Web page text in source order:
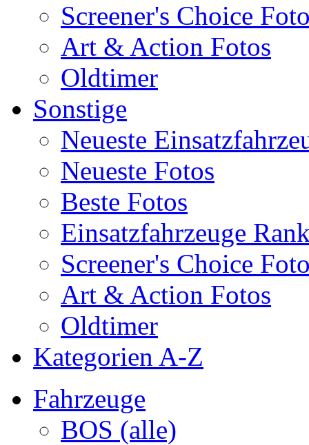
Screener's Choice
Art & Action Fotos
Oldtimer
Sonstige
Neueste
Neueste Fotos
Beste Fotos
Einsatzfahrzeuge
Screener's Choice
Art & Action Fotos
Oldtimer
Kategorien A-Z
Fahrzeuge
BOS (alle)